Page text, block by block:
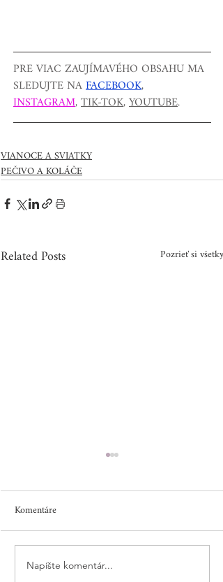
PRE VIAC ZAUJÍMAVÉHO OBSAHU MA
SLEDUJTE NA FACEBOOK,
INSTAGRAM, TIK-TOK, YOUTUBE.
VIANOCE A SVIATKY
PEČIVO A KOLÁČE
Related Posts Pozrieť si všetky
BRYNDZOVÉ PAGÁČE
Komentáre
Napíšte komentár...